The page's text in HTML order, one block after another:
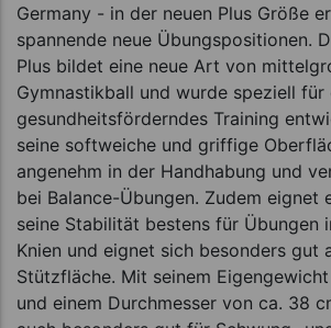
Germany - in der neuen Plus Größe
spannende neue Übungspositionen.
Plus bildet eine neue Art von
Gymnastikball und wurde speziell für
gesundheitsförderndes Training
seine softweiche und griffige
angenehm in der Handhabung und
bei Balance-Übungen. Zudem eignet
seine Stabilität bestens für Übungen
Knien und eignet sich besonders gut
Stützfläche. Mit seinem
und einem Durchmesser von ca. 38